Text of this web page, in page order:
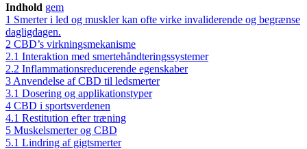
Indhold gem
1 Smerter i led og muskler kan ofte virke invaliderende og begrænse
dagligdagen.
2 CBD’s virkningsmekanisme
2.1 Interaktion med smertehåndteringssystemer
2.2 Inflammationsreducerende egenskaber
3 Anvendelse af CBD til ledsmerter
3.1 Dosering og applikationstyper
4 CBD i sportsverdenen
4.1 Restitution efter træning
5 Muskelsmerter og CBD
5.1 Lindring af gigtsmerter